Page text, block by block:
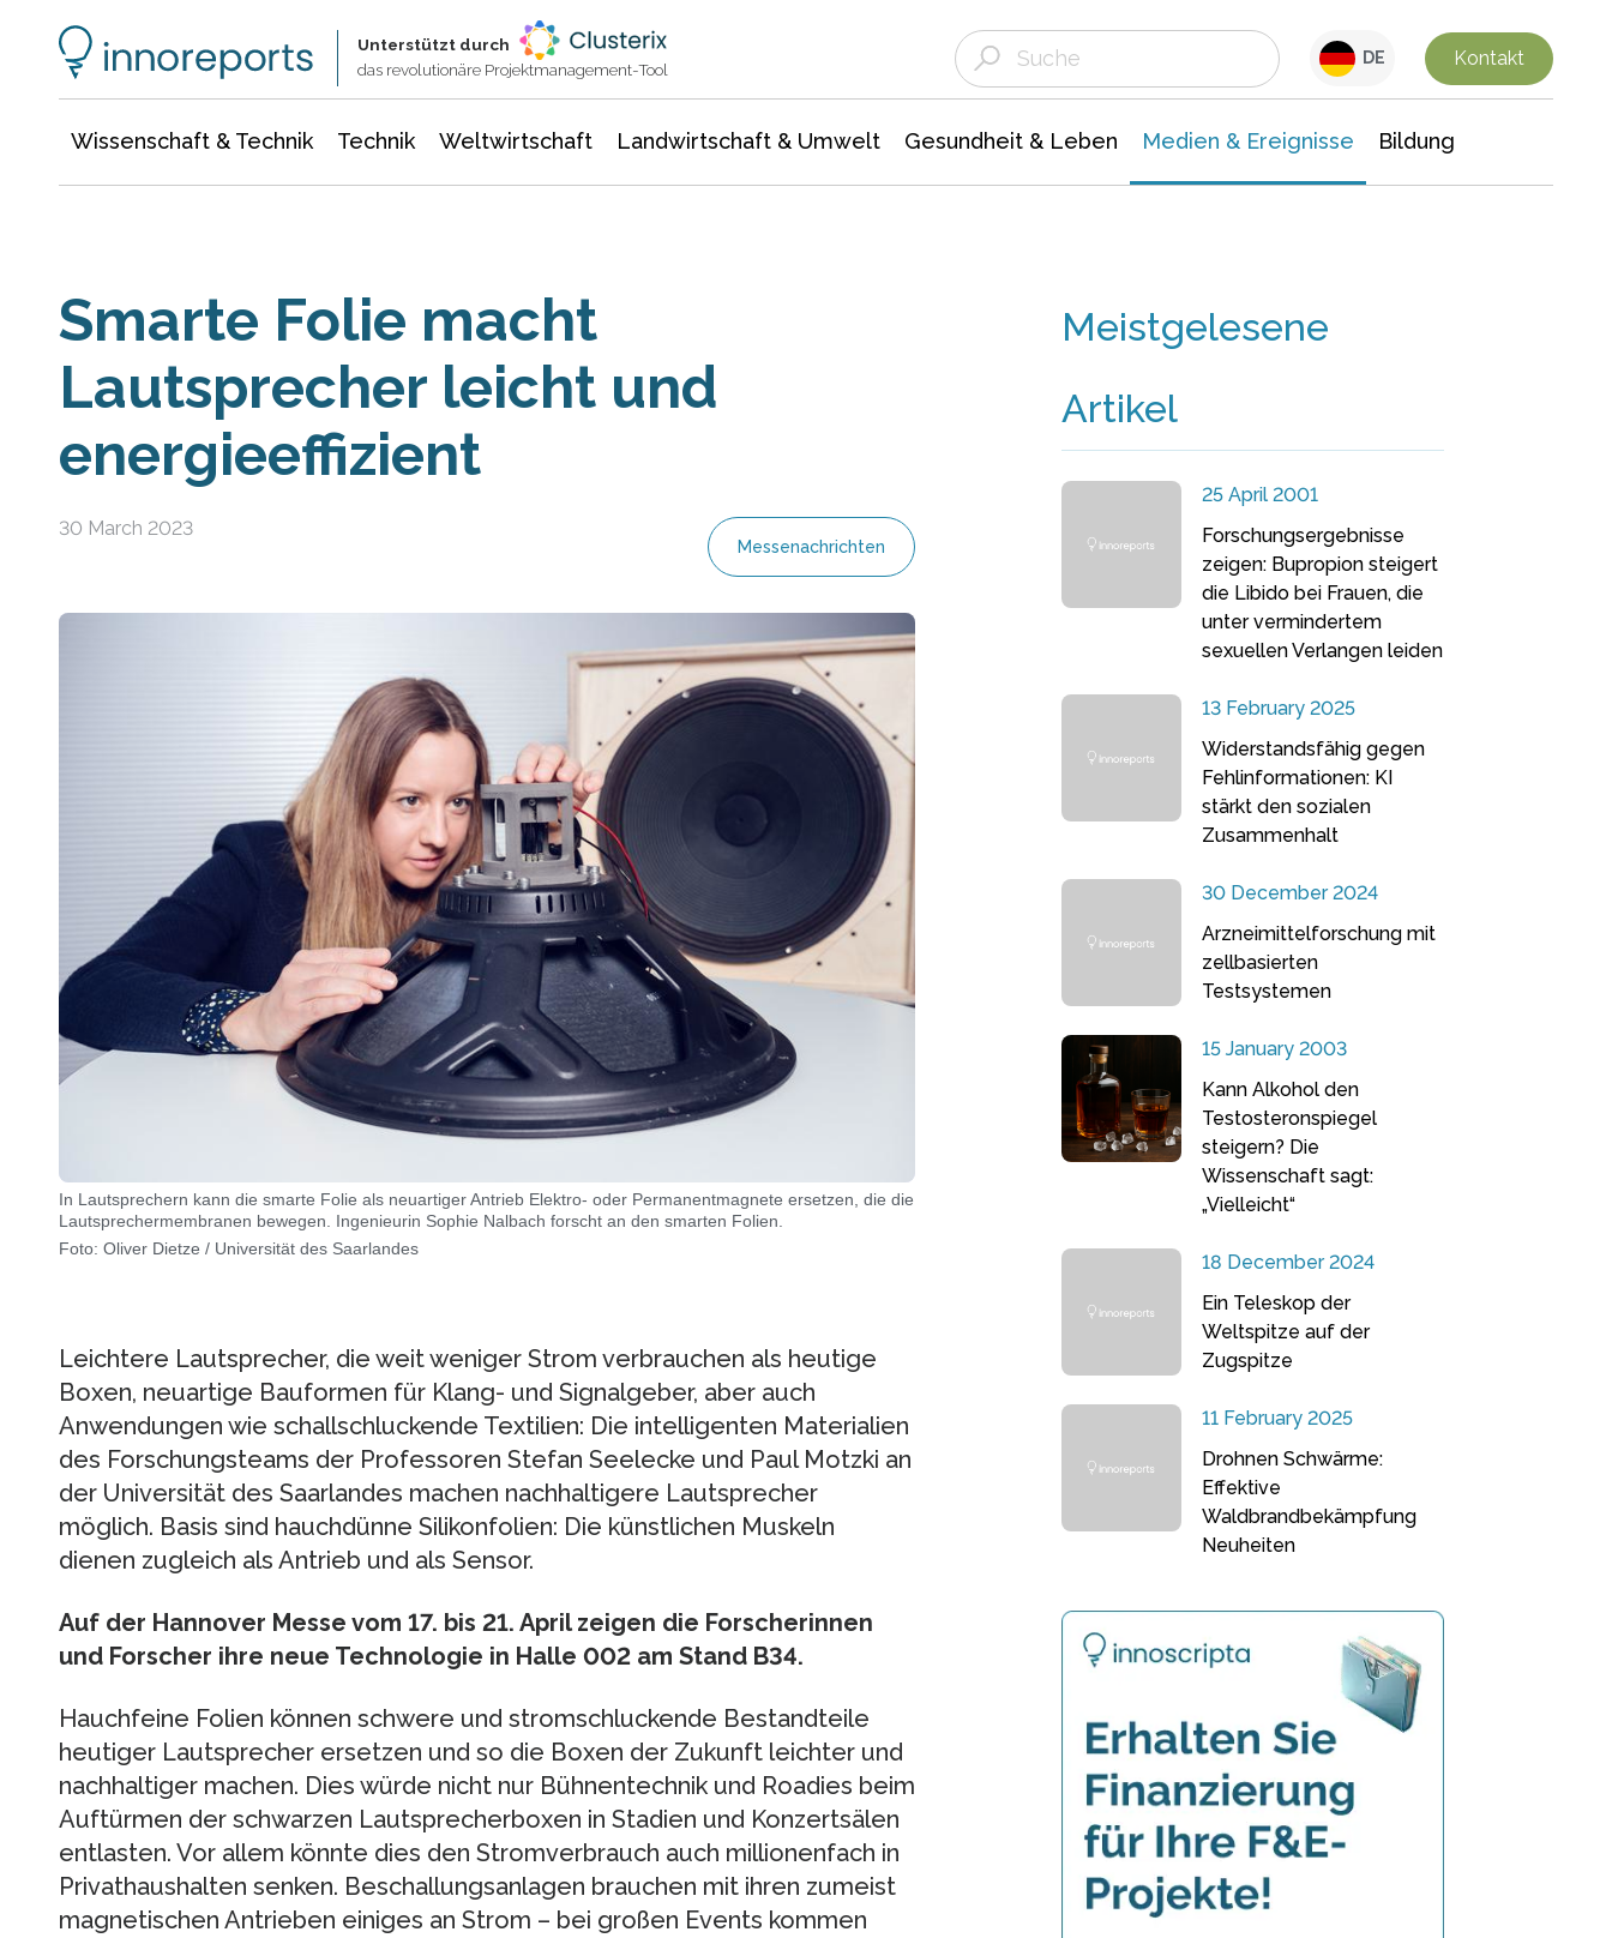
Unterstützt durch
das revolutionäre Projektmanagement-Tool
DE Kontakt
Wissenschaft & Technik Technik Weltwirtschaft Landwirtschaft & Umwelt Gesundheit & Leben Medien & Ereignisse Bildung
Smarte Folie macht
Lautsprecher leicht und
energieeffizient
30 March 2023
Messenachrichten
In Lautsprechern kann die smarte Folie als neuartiger Antrieb Elektro- oder Permanentmagnete ersetzen, die die
Lautsprechermembranen bewegen. Ingenieurin Sophie Nalbach forscht an den smarten Folien.
Foto: Oliver Dietze / Universität des Saarlandes
Leichtere Lautsprecher, die weit weniger Strom verbrauchen als heutige
Boxen, neuartige Bauformen für Klang- und Signalgeber, aber auch
Anwendungen wie schallschluckende Textilien: Die intelligenten Materialien
des Forschungsteams der Professoren Stefan Seelecke und Paul Motzki an
der Universität des Saarlandes machen nachhaltigere Lautsprecher
möglich. Basis sind hauchdünne Silikonfolien: Die künstlichen Muskeln
dienen zugleich als Antrieb und als Sensor.
Auf der Hannover Messe vom 17. bis 21. April zeigen die Forscherinnen
und Forscher ihre neue Technologie in Halle 002 am Stand B34.
Hauchfeine Folien können schwere und stromschluckende Bestandteile
heutiger Lautsprecher ersetzen und so die Boxen der Zukunft leichter und
nachhaltiger machen. Dies würde nicht nur Bühnentechnik und Roadies beim
Auftürmen der schwarzen Lautsprecherboxen in Stadien und Konzertsälen
entlasten. Vor allem könnte dies den Stromverbrauch auch millionenfach in
Privathaushalten senken. Beschallungsanlagen brauchen mit ihren zumeist
magnetischen Antrieben einiges an Strom – bei großen Events kommen
Meistgelesene
Artikel
25 April 2001
Forschungsergebnisse
zeigen: Bupropion steigert
die Libido bei Frauen, die
unter vermindertem
sexuellen Verlangen leiden
13 February 2025
Widerstandsfähig gegen
Fehlinformationen: KI
stärkt den sozialen
Zusammenhalt
30 December 2024
Arzneimittelforschung mit
zellbasierten
Testsystemen
15 January 2003
Kann Alkohol den
Testosteronspiegel
steigern? Die
Wissenschaft sagt:
„Vielleicht“
18 December 2024
Ein Teleskop der
Weltspitze auf der
Zugspitze
11 February 2025
Drohnen Schwärme:
Effektive
Waldbrandbekämpfung
Neuheiten